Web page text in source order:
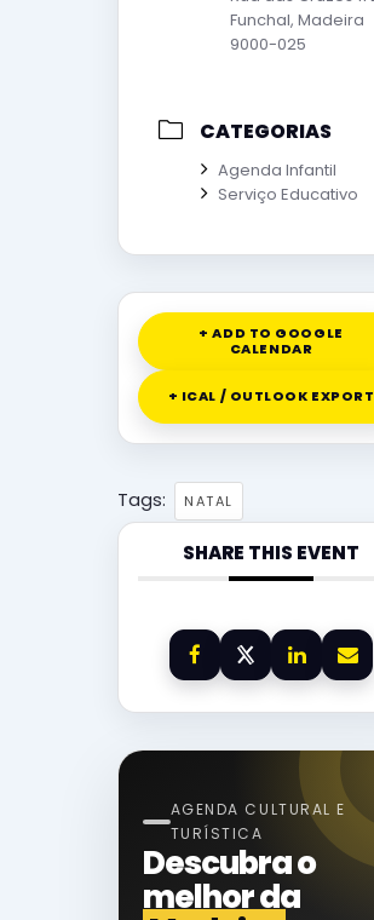
Funchal, Madeira
9000-025
CATEGORIAS
Agenda Infantil
Serviço Educativo
+ ADD TO GOOGLE
CALENDAR
+ ICAL / OUTLOOK EXPORT
Tags: NATAL
SHARE THIS EVENT
AGENDA CULTURAL E
TURÍSTICA
Descubra o
melhor da